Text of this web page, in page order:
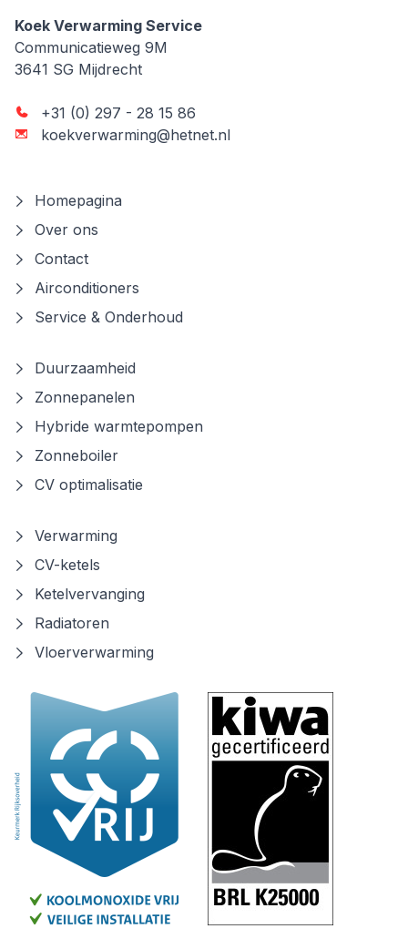
Koek Verwarming Service
Koek Verwarming Service
Communicatieweg 9M
3641 SG Mijdrecht
+31 (0) 297 - 28 15 86
koekverwarming@hetnet.nl
Homepagina
Over ons
Contact
Airconditioners
Service & Onderhoud
Duurzaamheid
Zonnepanelen
Hybride warmtepompen
Zonneboiler
CV optimalisatie
Verwarming
CV-ketels
Ketelvervanging
Radiatoren
Vloerverwarming